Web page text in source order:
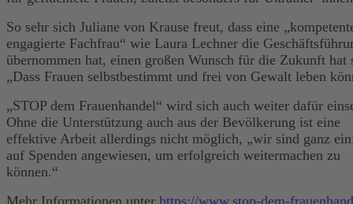
So sehr sich Juliane von Krause freut, dass eine
engagierte Fachfrau“ wie Laura Lechner die
übernommen hat, einen großen Wunsch für die Zukunft hat
„Dass Frauen selbstbestimmt und frei von Gewalt leben
„STOP dem Frauenhandel“ wird sich auch weiter dafür
Ohne die Unterstützung auch aus der Bevölkerung ist eine
effektive Arbeit allerdings nicht möglich, „wir sind ganz
auf Spenden angewiesen, um erfolgreich weitermachen zu
können.“
Mehr Informationen unter https://www.stop-dem-